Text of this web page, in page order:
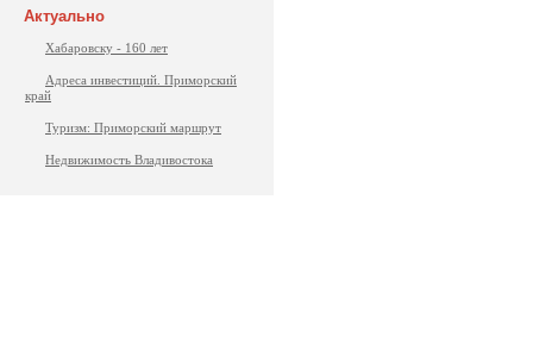
Актуально
Хабаровску - 160 лет
Адреса инвестиций. Приморский
край
Туризм: Приморский маршрут
Недвижимость Владивостока